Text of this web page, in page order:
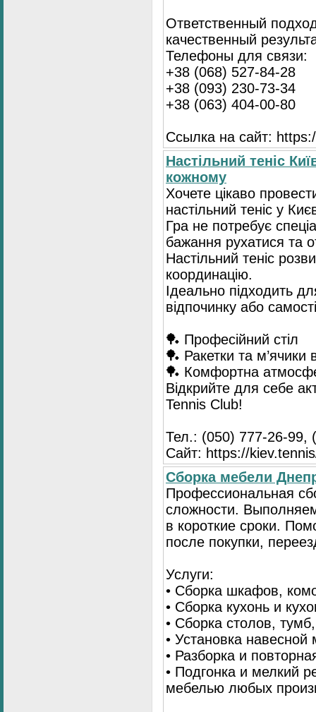
Ответственный
качественный
Телефоны для связи:
+38 (068) 527-84-28
+38 (093) 230-73-34
+38 (063) 404-00-80
Ссылка на сайт:
Настільний теніс
кожному
Хочете цікаво
настільний теніс у
Гра не потребує
бажання рухатися та
Настільний теніс
координацію.
Ідеально підходить
відпочинку або
🏓 Професійний стіл
🏓 Ракетки та м’ячики
🏓 Комфортна
Відкрийте для себе
Tennis Club!
Тел.: (050) 777-26-99,
Сайт: https://
Сборка мебели
Профессиональная
сложности.
в короткие сроки.
после покупки,
Услуги:
• Сборка шкафов,
• Сборка кухонь и
• Сборка столов,
• Установка
• Разборка и
• Подгонка и мелкий
мебелью любых